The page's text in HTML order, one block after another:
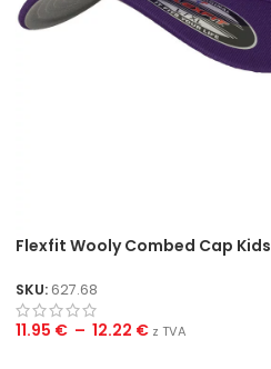
Flexfit Wooly Combed Cap Kids
SKU: 627.68
11.95 € – 12.22 € z TVA